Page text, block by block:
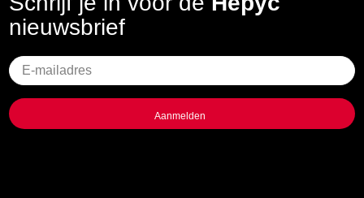
nieuwsbrief
Geen
titel